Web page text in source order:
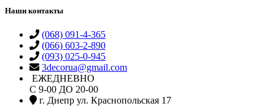
Наши контакты
(068) 091-4-365
(066) 603-2-890
(093) 025-0-945
3decorua@gmail.com
ЕЖЕДНЕВНО
С 9-00 ДО 20-00
г. Днепр ул. Краснопольская 17